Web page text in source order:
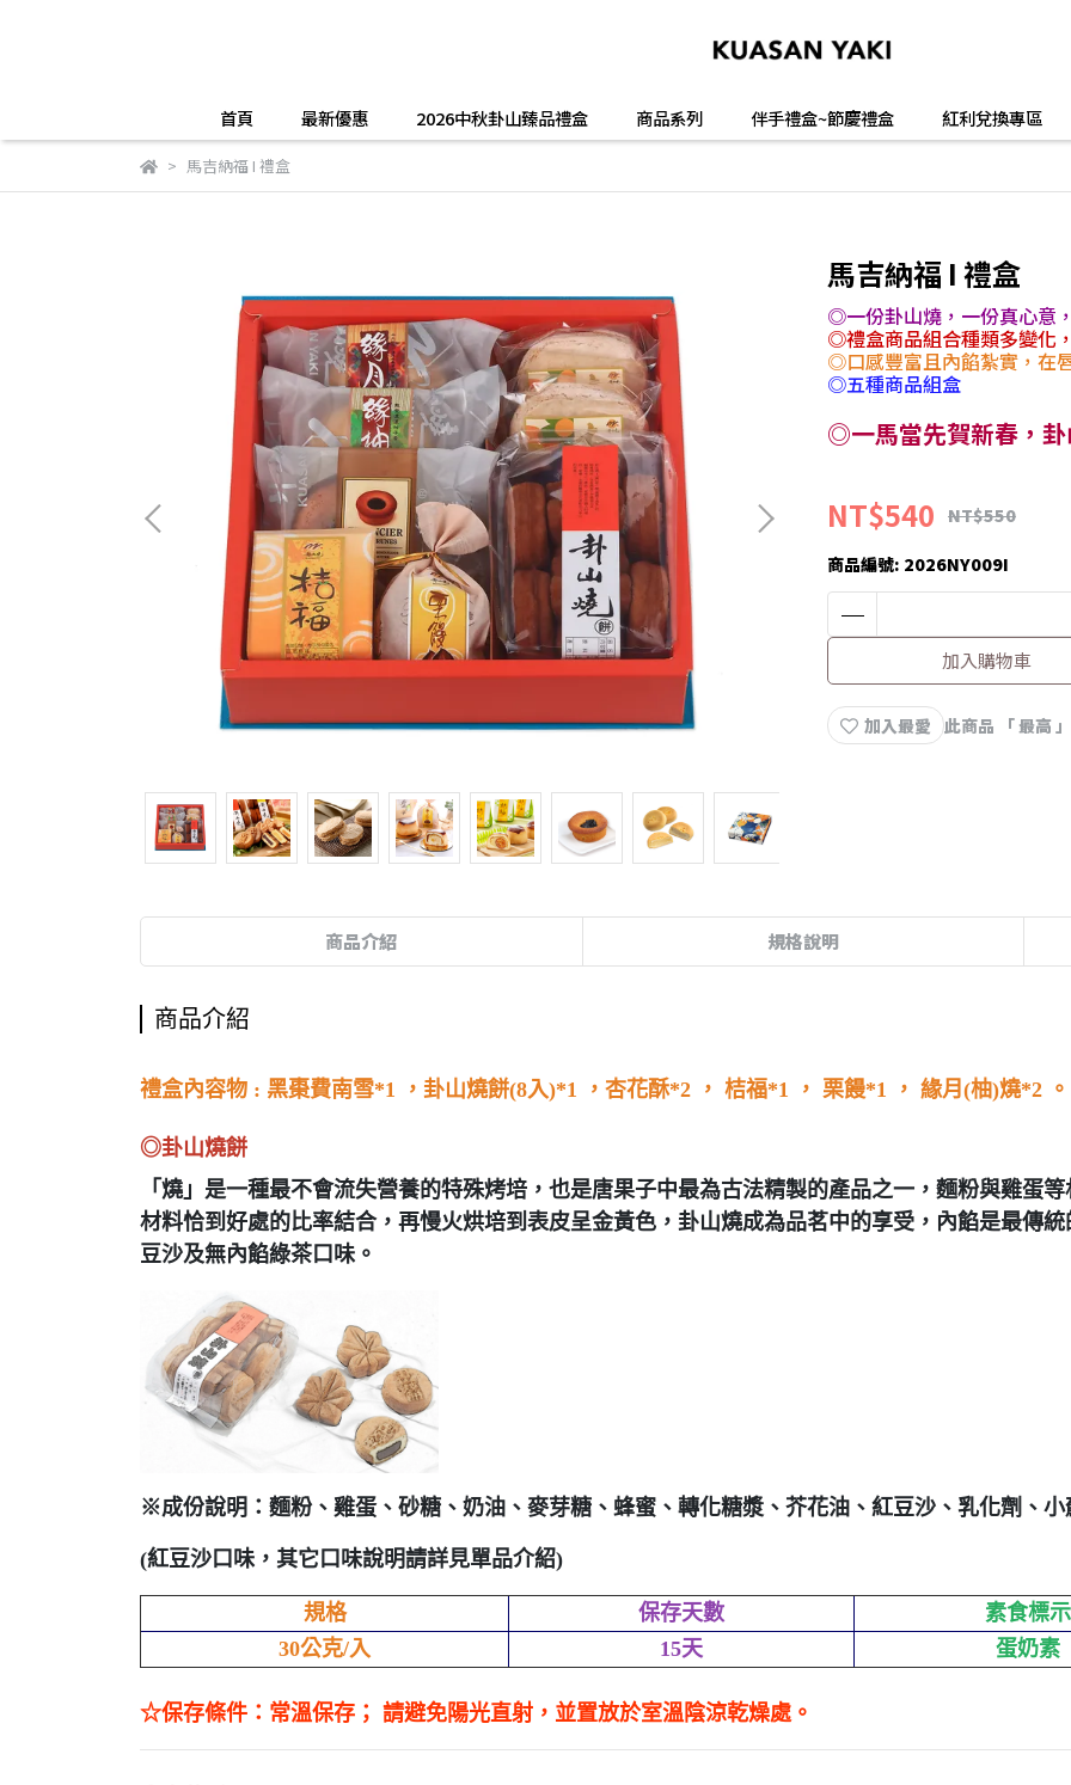
首頁 最新優惠 2026中秋卦山臻品禮盒 商品系列 伴手禮盒~節慶禮盒 紅利兌換專區
馬吉納福 I 禮盒
馬吉納福 I 禮盒
◎一份卦山燒，一份真心意
◎禮盒商品組合種類多變化
◎口感豐富且內餡紮實，在
◎五種商品組盒
◎一馬當先賀新春，
NT$540 NT$550
商品編號: 2026NY009I
加入購物車
加入最愛 此商品 「 最高
商品介紹 規格說明
商品介紹
禮盒內容物 : 黑棗費南雪*1 ，卦山燒餅(8入)*1 ，杏花酥*2 ， 桔福*1 ， 栗饅*1 ， 緣月(柚)燒*2 。
◎卦山燒餅
「燒」是一種最不會流失營養的特殊烤培，也是唐果子中最為古法精製的產品之一，麵粉與雞蛋等
材料恰到好處的比率結合，再慢火烘培到表皮呈金黃色，卦山燒成為品茗中的享受， 內餡是最傳
豆沙及無內餡綠茶口味。
※成份說明：麵粉、雞蛋、砂糖、奶油、麥芽糖、蜂蜜、轉化糖漿、芥花油、紅豆沙、乳化劑、小
(紅豆沙口味，其它口味說明請詳見單品介紹)
規格 保存天數
素食標示
30公克/入
15天 蛋奶素
☆保存條件：常溫保存； 請避免陽光直射，並置放於室溫陰涼乾燥處。